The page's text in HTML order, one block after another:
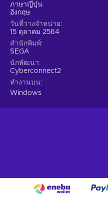
ภาษาญี่ปุ่น
อังกฤษ
วันที่วางจำหน่าย
15 ตุลาคม 2564
สำนักพิมพ์
SEGA
นักพัฒนา
Cyberconnect2
ทำงานบน
Windows